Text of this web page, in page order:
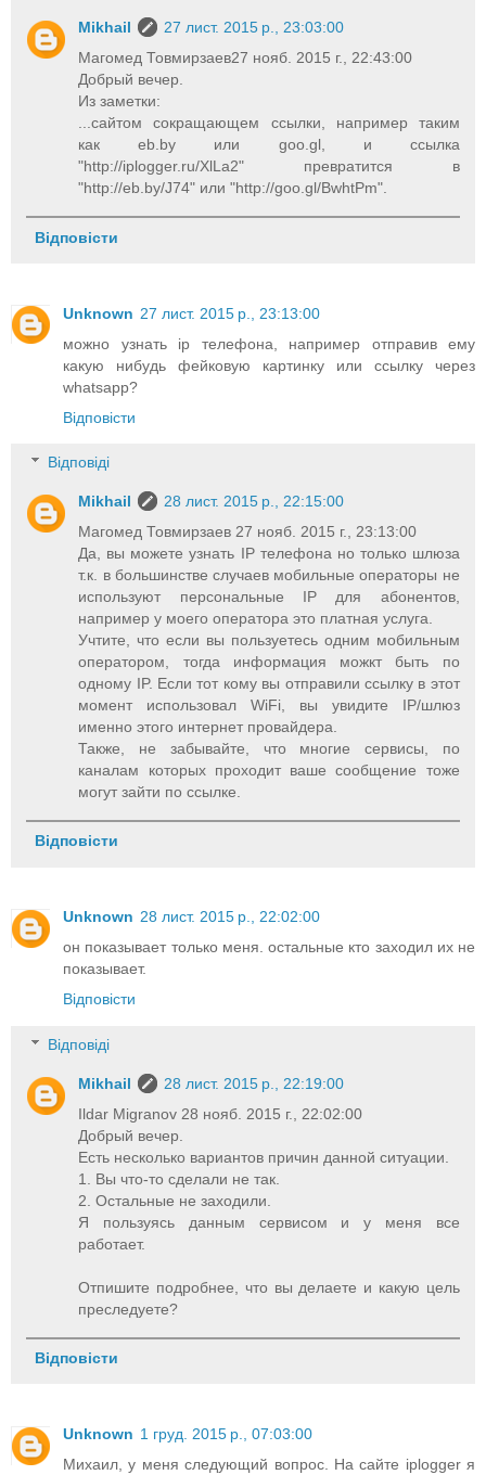
Mikhail
27 лист. 2015 р., 23:03:00
Магомед Товмирзаев27 нояб. 2015 г., 22:43:00
Добрый вечер.
Из заметки:
...сайтом сокращающем ссылки, например таким
как eb.by или goo.gl, и ссылка
"http://iplogger.ru/XlLa2" превратится в
"http://eb.by/J74" или "http://goo.gl/BwhtPm".
Відповісти
Unknown 27 лист. 2015 р., 23:13:00
можно узнать ip телефона, например отправив ему
какую нибудь фейковую картинку или ссылку через
whatsapp?
Відповісти
Відповіді
Mikhail
28 лист. 2015 р., 22:15:00
Магомед Товмирзаев 27 нояб. 2015 г., 23:13:00
Да, вы можете узнать IP телефона но только шлюза
т.к. в большинстве случаев мобильные операторы не
используют персональные IP для абонентов,
например у моего оператора это платная услуга.
Учтите, что если вы пользуетесь одним мобильным
оператором, тогда информация можкт быть по
одному IP. Если тот кому вы отправили ссылку в этот
момент использовал WiFi, вы увидите IP/шлюз
именно этого интернет провайдера.
Также, не забывайте, что многие сервисы, по
каналам которых проходит ваше сообщение тоже
могут зайти по ссылке.
Відповісти
Unknown 28 лист. 2015 р., 22:02:00
он показывает только меня. остальные кто заходил их не
показывает.
Відповісти
Відповіді
Mikhail
28 лист. 2015 р., 22:19:00
Ildar Migranov 28 нояб. 2015 г., 22:02:00
Добрый вечер.
Есть несколько вариантов причин данной ситуации.
1. Вы что-то сделали не так.
2. Остальные не заходили.
Я пользуясь данным сервисом и у меня все
работает.
Отпишите подробнее, что вы делаете и какую цель
преследуете?
Відповісти
Unknown 1 груд. 2015 р., 07:03:00
Михаил, у меня следующий вопрос. На сайте iplogger я